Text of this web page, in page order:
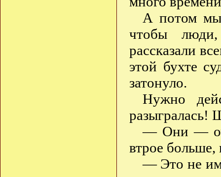
А потом мы
чтобы
рассказали
этой бухте
затонуло.
Нужно
разыгралась!
— Они —
втрое
— Это не